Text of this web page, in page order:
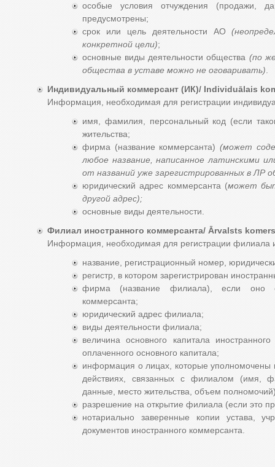
особые условия отчуждения (продажи,
предусмотрены;
срок или цель деятельности АО
конкретной цели);
основные виды деятельности общества (по
общества в уставе можно не оговаривать)
Индивидуальный коммерсант (ИК)/ Individuālais
Информация, необходимая для регистрации
имя, фамилия, персональный код (если
жительства;
фирма (название коммерсанта) (может
любое название, написанное латинскими
от названий уже зарегистрированных в ЛР
юридический адрес коммерсанта (может
другой адрес);
основные виды деятельности.
Филиал иностранного коммерсанта/ Ārvalsts
Информация, необходимая для регистрации филиала
название, регистрационный номер,
регистр, в котором зарегистрирован
фирма (название филиала), если оно
коммерсанта;
юридический адрес филиала;
виды деятельности филиала;
величина основного капитала
оплаченного основного капитала;
информация о лицах, которые уполномочены
действиях, связанных с филиалом (имя,
данные, место жительства, объем
разрешение на открытие филиала (если это
нотариально заверенные копии устава,
документов иностранного коммерсанта.